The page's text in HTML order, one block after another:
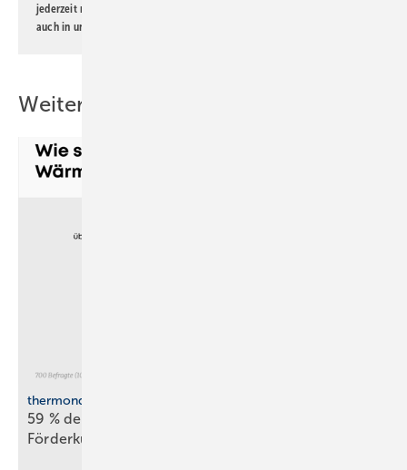
jederzeit möglich. Informationen zum Umgang mit Daten finden Sie
auch in unserer
Weitere Inhalte
thermondo Wärmepumpen-Monitor
59 % der Haus­be­sit­zer stellen sich gegen
För­der­kür­zungen